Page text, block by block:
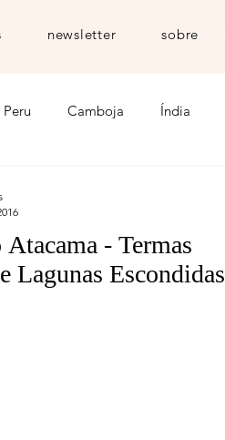
newsletter sobre
Peru Camboja Índia
Myanmar Islandia
- Termas
Lagunas Escondidas